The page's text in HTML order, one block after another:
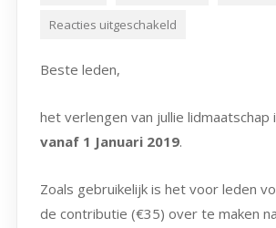
Reacties uitgeschakeld
Beste leden,
het verlengen van jullie lidmaatschap
vanaf 1 Januari 2019.
Zoals gebruikelijk is het voor leden
de contributie (€35) over te maken